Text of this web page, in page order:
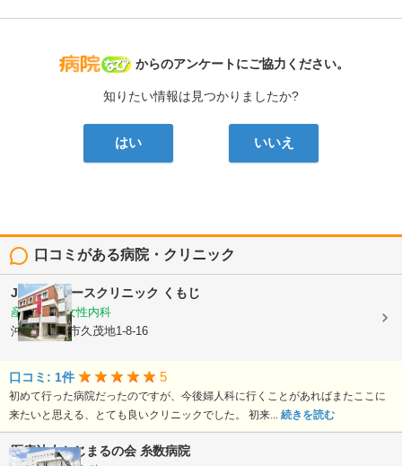
病院なび
からのアンケートにご協力ください。
知りたい情報は見つかりましたか?
はい いいえ
口コミがある病院・クリニック
Joyレディースクリニック くもじ
産婦人科, 女性内科
沖縄県那覇市久茂地1-8-16
口コミ: 1件 5
初めて行った病院だったのですが、今後婦人科に行くことがあればまたここに
来たいと思える、とても良いクリニックでした。 初来... 続きを読む
医療法人かじまるの会 糸数病院